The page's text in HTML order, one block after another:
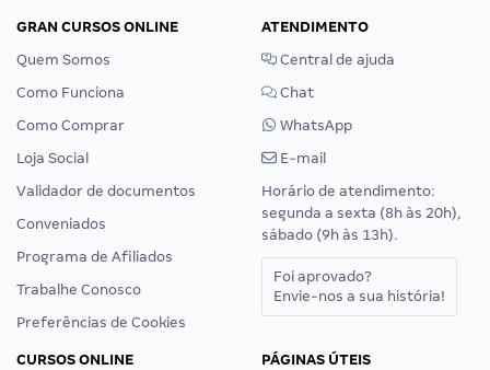
GRAN CURSOS ONLINE
Quem Somos
Como Funciona
Como Comprar
Loja Social
Validador de documentos
Conveniados
Programa de Afiliados
Trabalhe Conosco
Preferências de Cookies
ATENDIMENTO
Central de ajuda
Chat
WhatsApp
E-mail
Horário de atendimento:
segunda a sexta (8h às 20h),
sábado (9h às 13h).
Foi aprovado?
Envie-nos a sua história!
CURSOS ONLINE
PÁGINAS ÚTEIS